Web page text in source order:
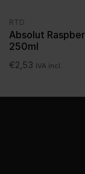
RTD
Absolut
250ml
€2,53 IVA incl.